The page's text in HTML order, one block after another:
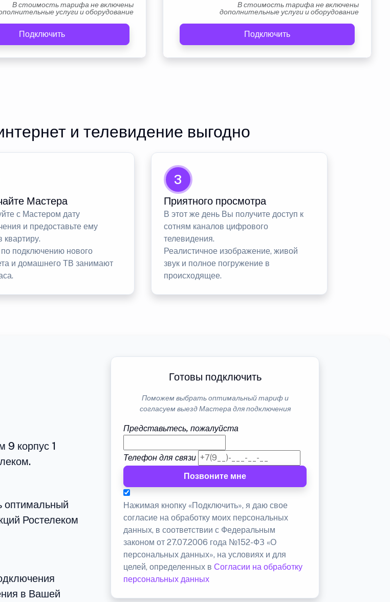
В стоимость тарифа не включены
услуги и оборудование
Подключить
В стоимость тарифа не включены
дополнительные услуги и оборудование
Подключить
и телевидение выгодно
Мастера
с Мастером дату
и предоставьте ему
квартиру.
подключению нового
и домашнего ТВ занимают
3
Приятного просмотра
В этот же день Вы получите доступ к
сотням каналов цифрового
телевидения.
Реалистичное изображение, живой
звук и полное погружение в
происходящее.
9 корпус 1
оптимальный
Ростелеком
в Вашей
Готовы подключить
Поможем выбрать оптимальный тариф и
согласуем выезд Мастера для подключения
Представьтесь, пожалуйста
Телефон для связи
Позвоните мне
Нажимая кнопку «Подключить», я даю свое
согласие на обработку моих персональных
данных, в соответствии с Федеральным
законом от 27.07.2006 года №152-ФЗ «О
персональных данных», на условиях и для
целей, определенных вСогласии на обработку
персональных данных